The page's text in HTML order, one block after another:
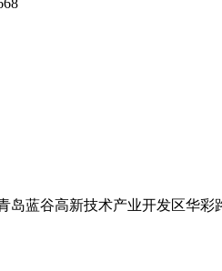
岛蓝谷高新技术产业开发区华彩